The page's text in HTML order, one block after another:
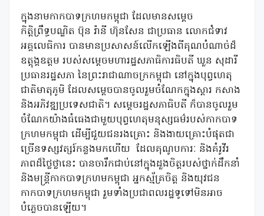
ក្នុងនាមកាកបាទក្រហមកម្ពុជា ដែលមានសម្តេច
កិត្តិព្រឹទ្ធបណ្ឌិត ប៊ុន រ៉ានី ហ៊ុនសែន ជាប្រធាន លោកជំទាវ
អគ្គលេធិការ បានមានប្រសាសន៍លើកឡើងពីគុណបំណាច់ដ៏
ឧត្តុង្គឧត្តម របស់សម្តេចមហារដ្ឋសភាធិការធិបតី ឃួន សុដារី
ប្រធានរដ្ឋសភា នៃព្រះរាជាណាចក្រកម្ពុជា នៅក្នុងបុព្វហេតុ
ជាតិមាតុភូមិ ដែលសម្ដេចបានចូលរួមចំណែកក្នុងស្ដារ កសាង
និងអភិវឌ្ឍប្រទេសជាតិ។ សម្តេចរដ្ឋសភាធិបតី ក៏បានចូលរួម
ចំណែកយ៉ាងធំធេងជាមួយបុព្វហេតុមនុស្សធម៌របស់កាកបាទ
ក្រហមកម្ពុជា ដើម្បីជួយជនរងគ្រោះ និងងាយគ្រោះបំផុតជា
ច្រើនទស្សវត្សរ៍កន្លងមកហើយ ដែលគុណូបការៈ និងគំរូវីរ
ភាពដ៏ថ្លៃថ្លានេះ បានចារឹកជាប់នៅក្នុងដួងចិត្តរបស់ថ្នាក់ដឹកនាំ
និងមន្ត្រីកាកបាទក្រហមកម្ពុជា អ្នកស្ម័គ្រចិត្ត និងយុវជន
កាកបាទក្រហមកម្ពុជា រួមទាំងប្រជាពលរដ្ឋទូទៅមិនអាច
បំភ្លេចបានឡើយ។